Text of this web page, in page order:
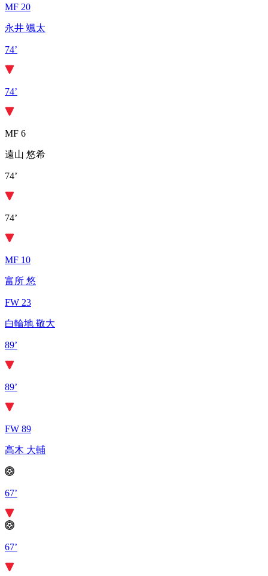
MF 20
永井 颯太
74’
74’
MF 6
遠山 悠希
74’
74’
MF 10
富所 悠
FW 23
白輪地 敬大
89’
89’
FW 89
高木 大輔
67’
67’